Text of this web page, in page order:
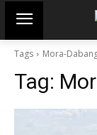
Tags Mora-
Tag: